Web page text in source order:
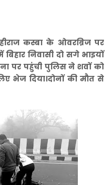
कस्बा के ओवरब्रिज पर
निवासी दो सगे भाइयों
पर पहुंची पुलिस ने शवों को
भेज दिया।दोनों की मौत से